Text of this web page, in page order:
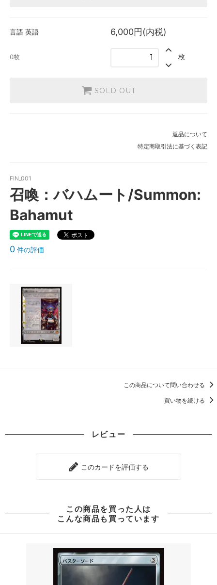
言語 英語 6,000円(内税)
0枚 枚
SOLD OUT
返品について
特定商取引法に基づく表記
FIN_001
召喚：バハムート/Summon:
Bahamut
0 件の評価
この商品について問い合わせる
買い物を続ける
レビュー
このカードを評価する
この商品を買った人は
こんな商品も買っています